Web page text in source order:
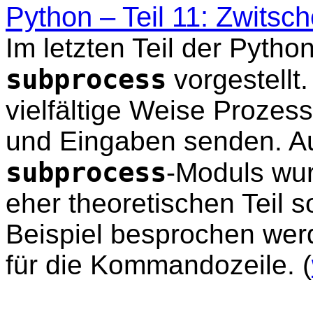
Python – Teil 11:
Im letzten Teil der
subprocess
vielfältige Weise
und Eingaben senden.
subprocess-Moduls
eher theoretischen Teil
Beispiel besprochen
für die Kommandozeile. (